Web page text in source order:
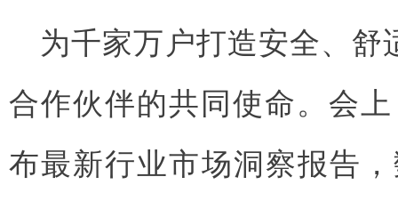
为千家万户打造安全、舒
合作伙伴的共同使命。会
布最新行业市场洞察报告